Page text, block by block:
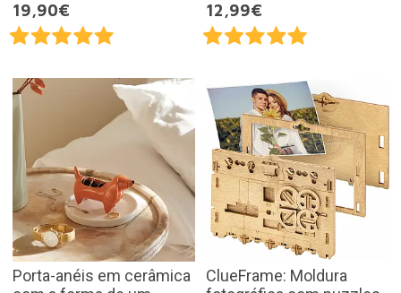
19,90€
12,99€
Porta-anéis em cerâmica
ClueFrame: Moldura